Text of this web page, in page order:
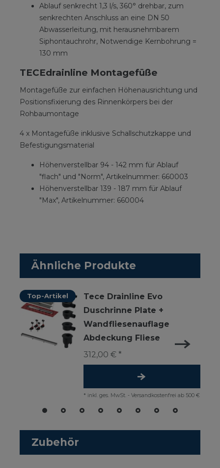
Ablauf senkrecht 1,3 l/s, 360° drehbar, zum
senkrechten Anschluss an eine DN 50
Abwasserleitung, mit herausnehmbarem
Siphontauchrohr, Notwendige Kernbohrung =
130 mm
TECEdrainline Montagefüße
Montagefüße zur einfachen Höhenausrichtung und
Positionsfixierung des Rinnenkörpers bei der
Rohbaumontage
4 x Montagefüße inklusive Schallschutzkappe und
Befestigungsmaterial
Höhenverstellbar 94 - 142 mm für Ablauf
"flach" und "Norm", Artikelnummer: 660003
Höhenverstellbar 139 - 187 mm für Ablauf
"Max", Artikelnummer: 660004
Ähnliche Produkte
Top-Artikel
Tece Drainline Evo
Duschrinne Plate +
Wandfliesenauflage
Abdeckung Fliese
312,00 € *
* inkl. ges. MwSt. - Versandkostenfrei ab 500 €
Zubehör